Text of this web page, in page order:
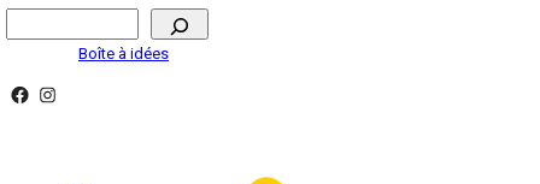
Aller
au
Facebook
Instagram
Boîte à idées